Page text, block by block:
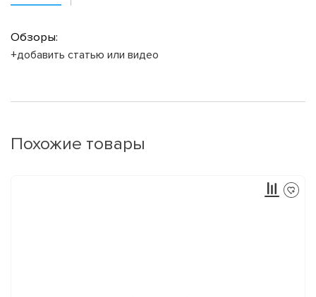
Обзоры:
+добавить статью или видео
Похожие товары